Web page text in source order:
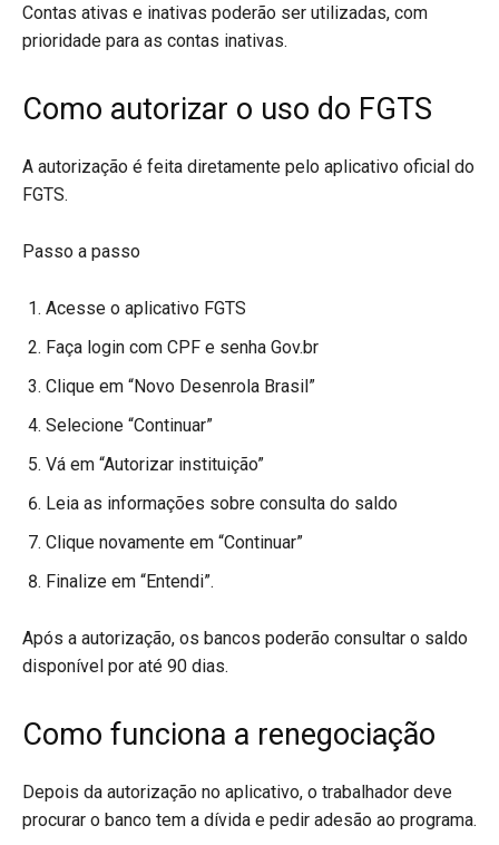
Contas ativas e inativas poderão ser utilizadas, com
prioridade para as contas inativas.
Como autorizar o uso do FGTS
A autorização é feita diretamente pelo aplicativo oficial do
FGTS.
Passo a passo
Acesse o aplicativo FGTS
Faça login com CPF e senha Gov.br
Clique em “Novo Desenrola Brasil”
Selecione “Continuar”
Vá em “Autorizar instituição”
Leia as informações sobre consulta do saldo
Clique novamente em “Continuar”
Finalize em “Entendi”.
Após a autorização, os bancos poderão consultar o saldo
disponível por até 90 dias.
Como funciona a renegociação
Depois da autorização no aplicativo, o trabalhador deve
procurar o banco tem a dívida e pedir adesão ao programa.